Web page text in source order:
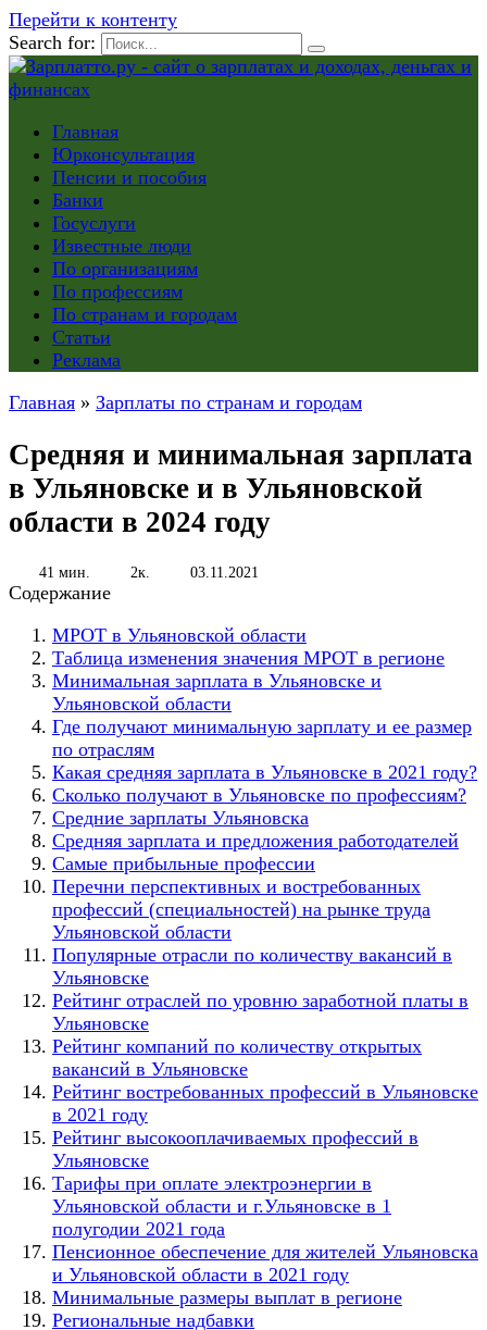
Перейти к контенту
Search for:
Главная
Юрконсультация
Пенсии и пособия
Банки
Госуслуги
Известные люди
По организациям
По профессиям
По странам и городам
Статьи
Реклама
Главная » Зарплаты по странам и городам
Средняя и минимальная зарплата
в Ульяновске и в Ульяновской
области в 2024 году
41 мин. 2к. 03.11.2021
Содержание
МРОТ в Ульяновской области
Таблица изменения значения МРОТ в регионе
Минимальная зарплата в Ульяновске и
Ульяновской области
Где получают минимальную зарплату и ее размер
по отраслям
Какая средняя зарплата в Ульяновске в 2021 году?
Сколько получают в Ульяновске по профессиям?
Средние зарплаты Ульяновска
Средняя зарплата и предложения работодателей
Самые прибыльные профессии
Перечни перспективных и востребованных
профессий (специальностей) на рынке труда
Ульяновской области
Популярные отрасли по количеству вакансий в
Ульяновске
Рейтинг отраслей по уровню заработной платы в
Ульяновске
Рейтинг компаний по количеству открытых
вакансий в Ульяновске
Рейтинг востребованных профессий в Ульяновске
в 2021 году
Рейтинг высокооплачиваемых профессий в
Ульяновске
Тарифы при оплате электроэнергии в
Ульяновской области и г.Ульяновске в 1
полугодии 2021 года
Пенсионное обеспечение для жителей Ульяновска
и Ульяновской области в 2021 году
Минимальные размеры выплат в регионе
Региональные надбавки